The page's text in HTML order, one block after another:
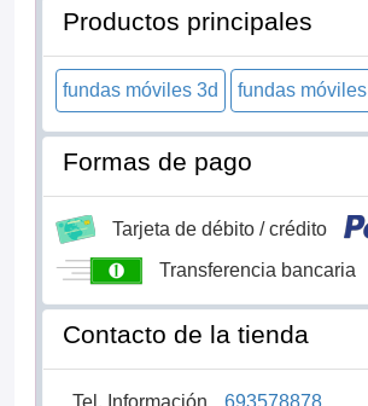
Productos principales
fundas móviles 3d fundas móviles
Formas de pago
Tarjeta de débito / crédito
Transferencia bancaria
Contacto de la tienda
Tel. Información 693578878